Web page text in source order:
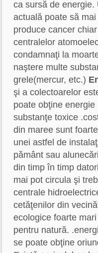
ca sursă de
actuală poate să
produce cancer
centralelor
condamnaţi la
naştere multe
grele(mercur, etc.)
şi a colectoarelor
poate obţine
substanţe toxice
din maree sunt
unei astfel de
pământ sau
din timp în timp
mai pot circula şi
centrale
cetăţenilor din
ecologice foarte
pentru natură.
se poate obţine